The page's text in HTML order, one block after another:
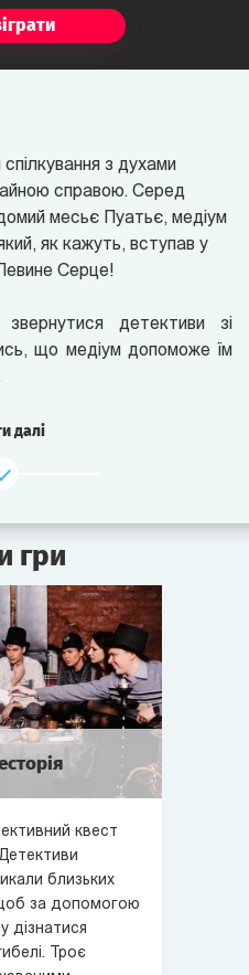
з духами
справою. Серед
месьє Пуатьє, медіум
як кажуть, вступав у
Серце!
детективи зі
що медіум допоможе їм
відомого промисловця,
знайшли під вікнами його
вдалося заарештувати
не вистачає важливих
когось одного.
у вбитого лорда
медіума.
Майлза, а також деяких
на спіритичний сеанс у
дух покійного лорда
родича від наклепу
життя свого друга,
усіх підозрюваних,
нарешті, вказати на вбивцю
вбивця — не ви...
далі
гри
квест
близьких
за допомогою
дізнатися
Троє